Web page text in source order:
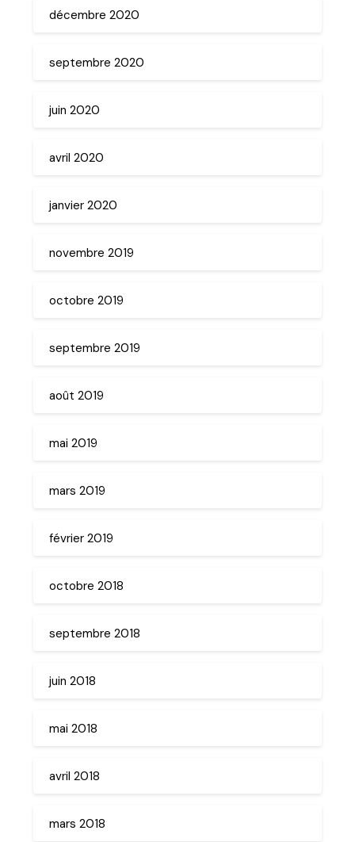
décembre 2020
septembre 2020
juin 2020
avril 2020
janvier 2020
novembre 2019
octobre 2019
septembre 2019
août 2019
mai 2019
mars 2019
février 2019
octobre 2018
septembre 2018
juin 2018
mai 2018
avril 2018
mars 2018